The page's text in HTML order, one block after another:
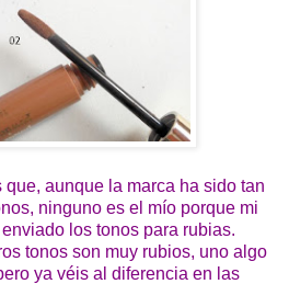
aunque la marca ha sido tan
ninguno es el mío porque mi
los tonos para rubias.
tonos son muy rubios, uno algo
ya véis al diferencia en las